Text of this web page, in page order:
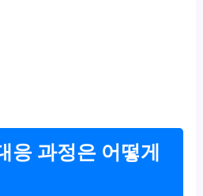
응 과정은 어떻게